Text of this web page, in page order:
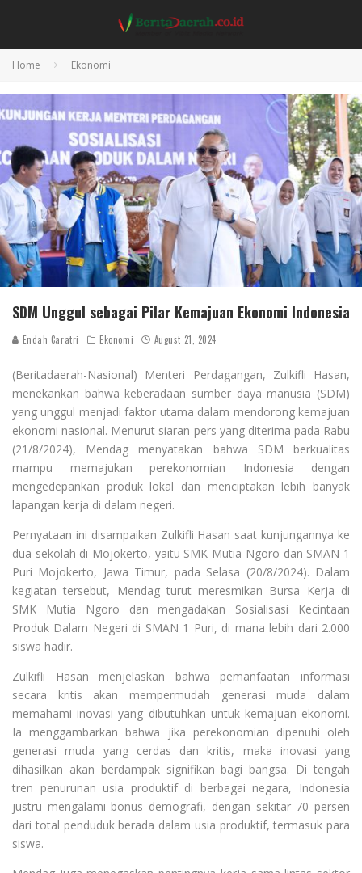
Home Ekonomi
SDM Unggul sebagai Pilar Kemajuan Ekonomi Indonesia
Endah Caratri Ekonomi August 21, 2024
(Beritadaerah-Nasional) Menteri Perdagangan, Zulkifli Hasan,
menekankan bahwa keberadaan sumber daya manusia (SDM)
yang unggul menjadi faktor utama dalam mendorong kemajuan
ekonomi nasional. Menurut siaran pers yang diterima pada Rabu
(21/8/2024), Mendag menyatakan bahwa SDM berkualitas
mampu memajukan perekonomian Indonesia dengan
mengedepankan produk lokal dan menciptakan lebih banyak
lapangan kerja di dalam negeri.
Pernyataan ini disampaikan Zulkifli Hasan saat kunjungannya ke
dua sekolah di Mojokerto, yaitu SMK Mutia Ngoro dan SMAN 1
Puri Mojokerto, Jawa Timur, pada Selasa (20/8/2024). Dalam
kegiatan tersebut, Mendag turut meresmikan Bursa Kerja di
SMK Mutia Ngoro dan mengadakan Sosialisasi Kecintaan
Produk Dalam Negeri di SMAN 1 Puri, di mana lebih dari 2.000
siswa hadir.
Zulkifli Hasan menjelaskan bahwa pemanfaatan informasi
secara kritis akan mempermudah generasi muda dalam
memahami inovasi yang dibutuhkan untuk kemajuan ekonomi.
Ia menggambarkan bahwa jika perekonomian dipenuhi oleh
generasi muda yang cerdas dan kritis, maka inovasi yang
dihasilkan akan berdampak signifikan bagi bangsa. Di tengah
tren penurunan usia produktif di berbagai negara, Indonesia
justru mengalami bonus demografi, dengan sekitar 70 persen
dari total penduduk berada dalam usia produktif, termasuk para
siswa.